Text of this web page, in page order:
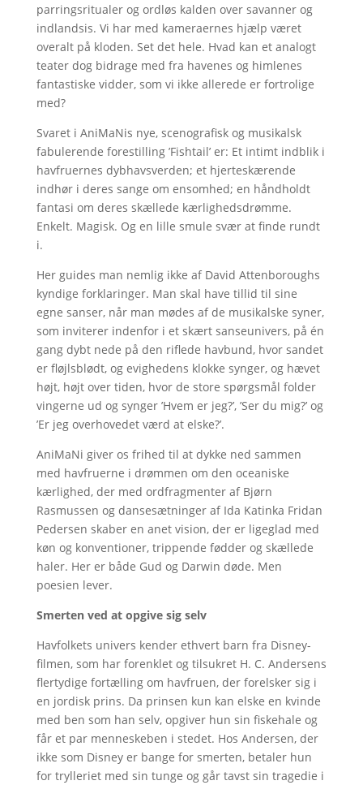
parringsritualer og ordløs kalden over savanner og
indlandsis. Vi har med kameraernes hjælp været
overalt på kloden. Set det hele. Hvad kan et analogt
teater dog bidrage med fra havenes og himlenes
fantastiske vidder, som vi ikke allerede er fortrolige
med?
Svaret i AniMaNis nye, scenografisk og musikalsk
fabulerende forestilling ’Fishtail’ er: Et intimt indblik i
havfruernes dybhavsverden; et hjerteskærende
indhør i deres sange om ensomhed; en håndholdt
fantasi om deres skællede kærlighedsdrømme.
Enkelt. Magisk. Og en lille smule svær at finde rundt
i.
Her guides man nemlig ikke af David Attenboroughs
kyndige forklaringer. Man skal have tillid til sine
egne sanser, når man mødes af de musikalske syner,
som inviterer indenfor i et skært sanseunivers, på én
gang dybt nede på den riflede havbund, hvor sandet
er fløjlsblødt, og evighedens klokke synger, og hævet
højt, højt over tiden, hvor de store spørgsmål folder
vingerne ud og synger ’Hvem er jeg?’, ’Ser du mig?’ og
’Er jeg overhovedet værd at elske?’.
AniMaNi giver os frihed til at dykke ned sammen
med havfruerne i drømmen om den oceaniske
kærlighed, der med ordfragmenter af Bjørn
Rasmussen og dansesætninger af Ida Katinka Fridan
Pedersen skaber en anet vision, der er ligeglad med
køn og konventioner, trippende fødder og skællede
haler. Her er både Gud og Darwin døde. Men
poesien lever.
Smerten ved at opgive sig selv
Havfolkets univers kender ethvert barn fra Disney-
filmen, som har forenklet og tilsukret H. C. Andersens
flertydige fortælling om havfruen, der forelsker sig i
en jordisk prins. Da prinsen kun kan elske en kvinde
med ben som han selv, opgiver hun sin fiskehale og
får et par menneskeben i stedet. Hos Andersen, der
ikke som Disney er bange for smerten, betaler hun
for trylleriet med sin tunge og går tavst sin tragedie i